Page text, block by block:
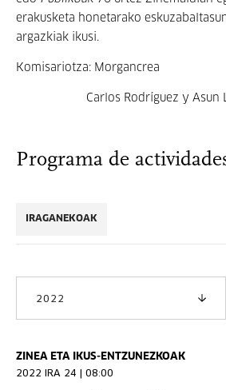
erakusketa honetarako
argazkiak ikusi.
Komisariotza: Morgancrea
Carlos Rodríguez y Asun
Programa de
IRAGANEKOAK
2022
ZINEA ETA IKUS-ENTZUNEZKOAK
2022 IRA 24 | 08:00